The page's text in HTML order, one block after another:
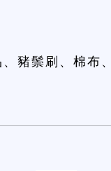
豬鬃刷、棉布